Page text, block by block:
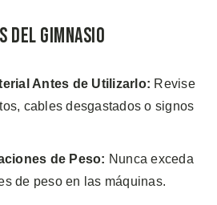
del Gimnasio
Antes de Utilizarlo: Revise
cables desgastados o signos
de Peso: Nunca exceda
de peso en las máquinas.